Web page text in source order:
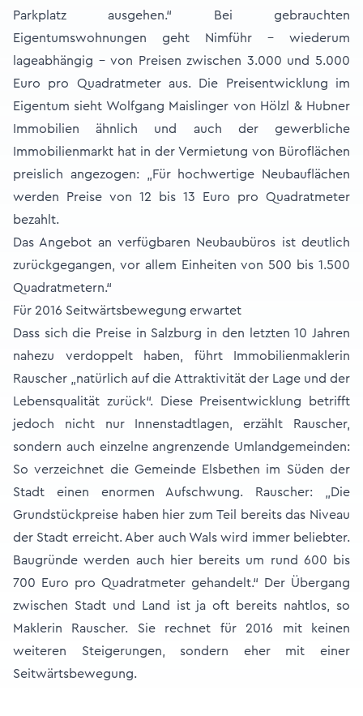
Parkplatz ausgehen.“ Bei gebrauchten
Eigentumswohnungen geht Nimführ – wiederum
lageabhängig – von Preisen zwischen 3.000 und 5.000
Euro pro Quadratmeter aus. Die Preisentwicklung im
Eigentum sieht Wolfgang Maislinger von Hölzl & Hubner
Immobilien ähnlich und auch der gewerbliche
Immobilienmarkt hat in der Vermietung von Büroflächen
preislich angezogen: „Für hochwertige Neubauflächen
werden Preise von 12 bis 13 Euro pro Quadratmeter
bezahlt.
Das Angebot an verfügbaren Neubaubüros ist deutlich
zurückgegangen, vor allem Einheiten von 500 bis 1.500
Quadratmetern.“
Für 2016 Seitwärtsbewegung erwartet
Dass sich die Preise in Salzburg in den letzten 10 Jahren
nahezu verdoppelt haben, führt Immobilienmaklerin
Rauscher „natürlich auf die Attraktivität der Lage und der
Lebensqualität zurück“. Diese Preisentwicklung betrifft
jedoch nicht nur Innenstadtlagen, erzählt Rauscher,
sondern auch einzelne angrenzende Umlandgemeinden:
So verzeichnet die Gemeinde Elsbethen im Süden der
Stadt einen enormen Aufschwung. Rauscher: „Die
Grundstückpreise haben hier zum Teil bereits das Niveau
der Stadt erreicht. Aber auch Wals wird immer beliebter.
Baugründe werden auch hier bereits um rund 600 bis
700 Euro pro Quadratmeter gehandelt.“ Der Übergang
zwischen Stadt und Land ist ja oft bereits nahtlos, so
Maklerin Rauscher. Sie rechnet für 2016 mit keinen
weiteren Steigerungen, sondern eher mit einer
Seitwärtsbewegung.